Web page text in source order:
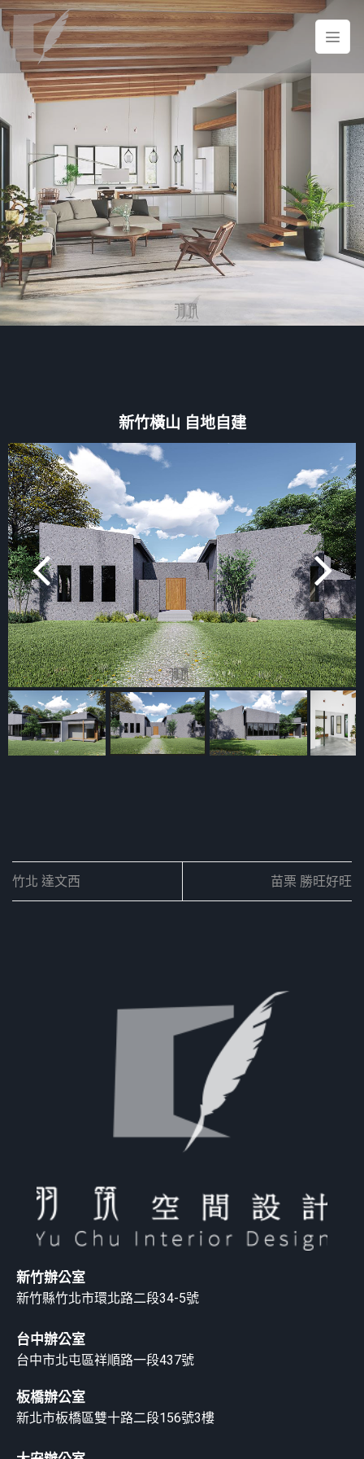
新竹橫山 自地自建
竹北 達文西 苗栗 勝旺好旺
新竹辦公室
新竹縣竹北市環北路二段34-5號
台中辦公室
台中市北屯區祥順路一段437號
板橋辦公室
新北市板橋區雙十路二段156號3樓